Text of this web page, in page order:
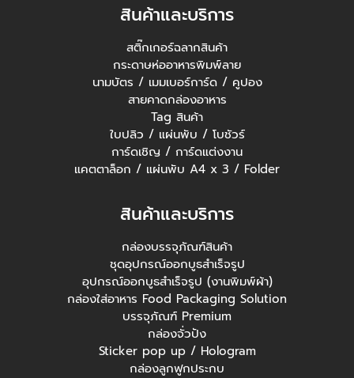
สินค้าและบริการ
สติ๊กเกอร์ฉลากสินค้า
กระดาษห่ออาหารพิมพ์ลาย
นามบัตร / เมมเบอร์การ์ด / คูปอง
สายคาดกล่องอาหาร
Tag สินค้า
ใบปลิว / แผ่นพับ / โบชัวร์
การ์ดเชิญ / การ์ดแต่งงาน
แคตตาล็อก / แผ่นพับ A4 x 3 / Folder
สินค้าและบริการ
กล่องบรรจุภัณฑ์สินค้า
ชุดอุปกรณ์ออกบูธสำเร็จรูป
อุปกรณ์ออกบูธสำเร็จรูป (งานพิมพ์ผ้า)
กล่องใส่อาหาร Food Packaging Solution
บรรจุภัณฑ์ Premium
กล่องจั่วปัง
Sticker pop up / Hologram
กล่องลูกฟูกประกบ